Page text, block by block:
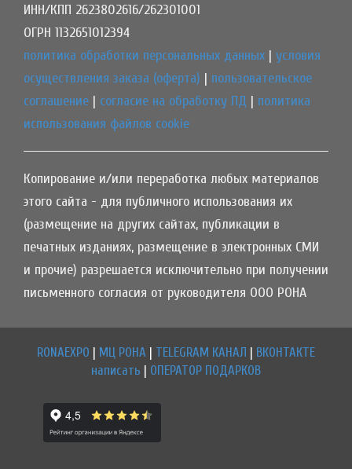
ИНН/КПП 2623802616/262301001
ОГРН 1132651012394
политика обработки персональных данных | условия
осуществления заказа (оферта) | пользовательское
соглашение | согласие на обработку ПД | политика
использования файлов cookie
Копирование и/или переработка любых материалов
этого сайта - для публичного использования их
(размещение на других сайтах, публикации в
печатных изданиях, размещение в электронных СМИ
и прочие) разрешается исключительно при получении
письменного согласия от руководителя ООО РОНА
RONAEXPO | МЦ РОНА | TELEGRAM КАНАЛ | ВКОНТАКТЕ
написать | ОПЕРАТОР ПОДАРКОВ